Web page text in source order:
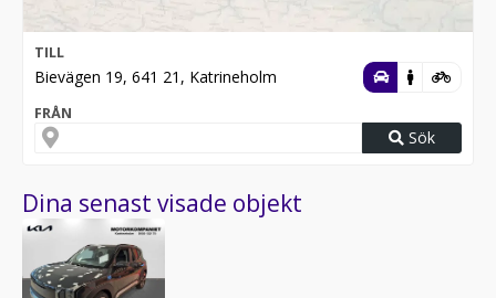
TILL
Bievägen 19, 641 21, Katrineholm
FRÅN
Sök
Dina senast visade objekt